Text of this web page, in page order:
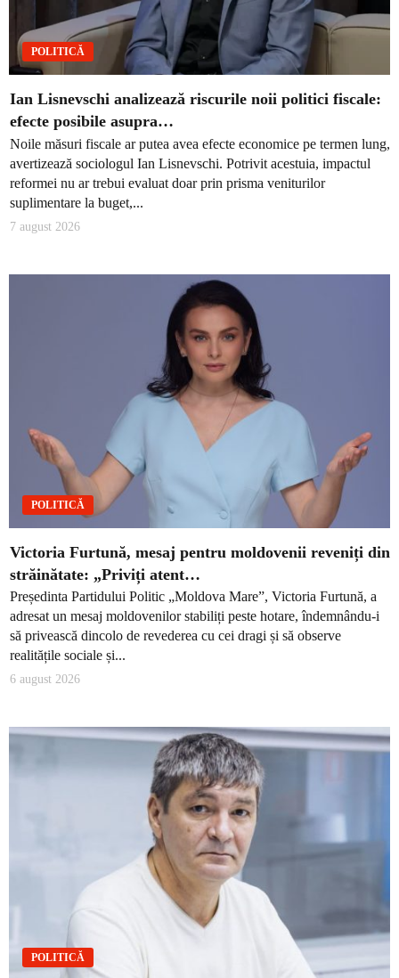
POLITICĂ
Ian Lisnevschi analizează riscurile noii politici fiscale:
efecte posibile asupra…
Noile măsuri fiscale ar putea avea efecte economice pe termen lung,
avertizează sociologul Ian Lisnevschi. Potrivit acestuia, impactul
reformei nu ar trebui evaluat doar prin prisma veniturilor
suplimentare la buget,...
7 august 2026
POLITICĂ
Victoria Furtună, mesaj pentru moldovenii reveniți din
străinătate: „Priviți atent…
Președinta Partidului Politic „Moldova Mare”, Victoria Furtună, a
adresat un mesaj moldovenilor stabiliți peste hotare, îndemnându-i
să privească dincolo de revederea cu cei dragi și să observe
realitățile sociale și...
6 august 2026
POLITICĂ